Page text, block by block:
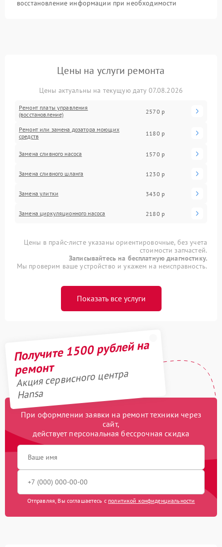
восстановление информации при необходимости
Цены на услуги ремонта
Цены актуальны на текущую дату 07.08.2026
Ремонт платы управления
(восстановление)
2570 р
Ремонт или замена дозатора моющих
средств
1180 р
Замена сливного насоса 1570 р
Замена сливного шланга 1230 р
Замена улитки 3430 р
Замена циркуляционного насоса 2180 р
Цены в прайс-листе указаны ориентировочные, без учета
стоимости запчастей.
Записывайтесь на бесплатную диагностику.
Мы проверим ваше устройство и укажем на неисправность.
Показать все услуги
Получите 1500 рублей на
ремонт
Акция сервисного центра
Hansa
При оформлении заявки на ремонт техники через
сайт,
действует персональная бессрочная скидка
Отправляя, Вы соглашаетесь с политикой конфиденциальности